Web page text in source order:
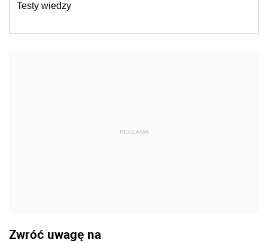
Testy wiedzy
REKLAMA
Zwróć uwagę na